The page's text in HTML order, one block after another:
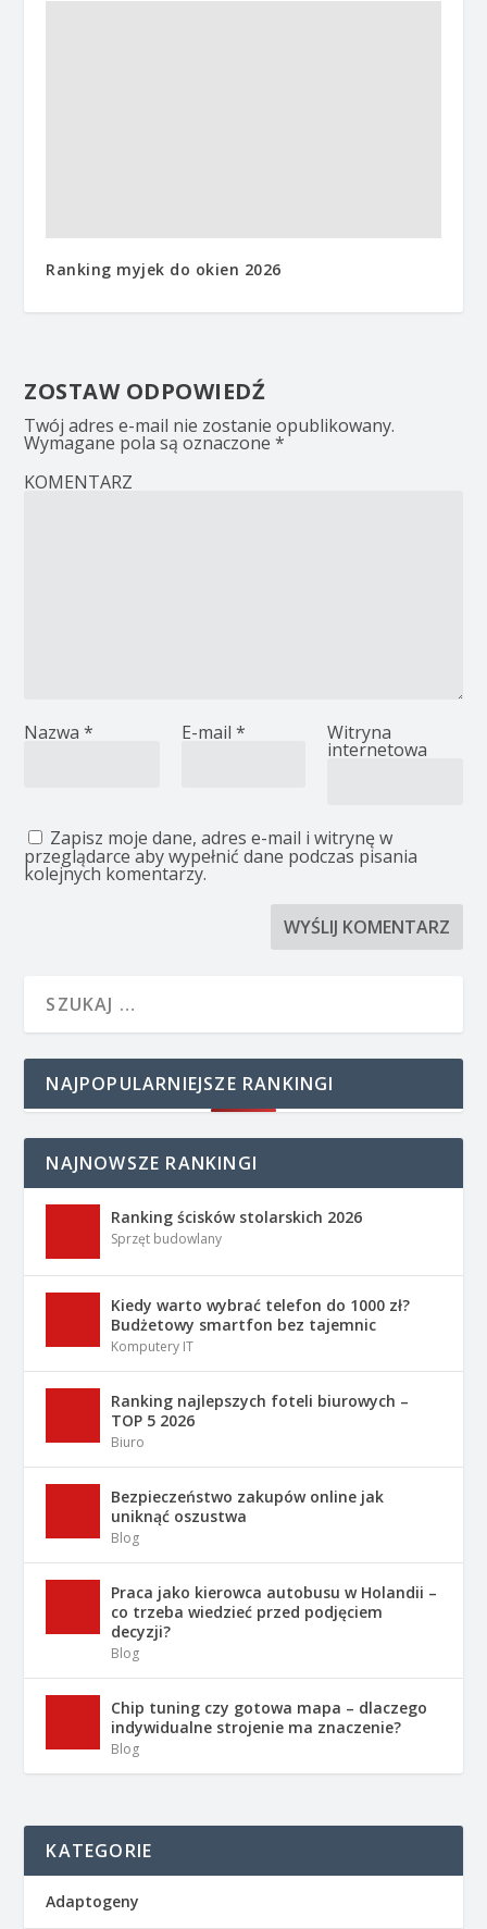
Ranking myjek do okien 2026
ZOSTAW ODPOWIEDŹ
Twój adres e-mail nie zostanie opublikowany.
Wymagane pola są oznaczone*
KOMENTARZ
Nazwa* E-mail * Witryna
internetowa
Zapisz moje dane, adres e-mail i witrynę w
przeglądarce aby wypełnić dane podczas pisania
kolejnych komentarzy.
NAJPOPULARNIEJSZE RANKINGI
NAJNOWSZE RANKINGI
Ranking ścisków stolarskich 2026
Sprzęt budowlany
Kiedy warto wybrać telefon do 1000 zł?
Budżetowy smartfon bez tajemnic
Komputery IT
Ranking najlepszych foteli biurowych –
TOP 5 2026
Biuro
Bezpieczeństwo zakupów online jak
uniknąć oszustwa
Blog
Praca jako kierowca autobusu w Holandii –
co trzeba wiedzieć przed podjęciem
decyzji?
Blog
Chip tuning czy gotowa mapa – dlaczego
indywidualne strojenie ma znaczenie?
Blog
KATEGORIE
Adaptogeny